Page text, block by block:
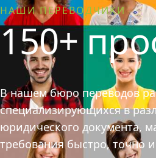
НАШИ ПЕРЕВОДЧИКИ
150+
В нашем бюро переводов
специализирующихся в
юридического документа,
требования быстро, точно